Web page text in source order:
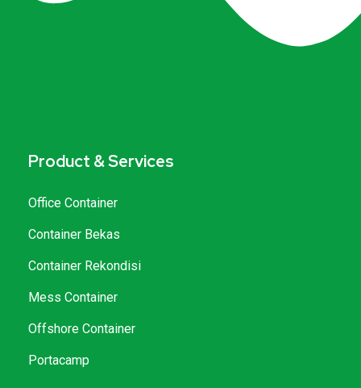
Product & Services
Office Container
Container Bekas
Container Rekondisi
Mess Container
Offshore Container
Portacamp